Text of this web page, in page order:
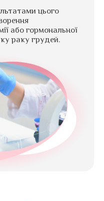
цього
або гормональної
раку грудей.